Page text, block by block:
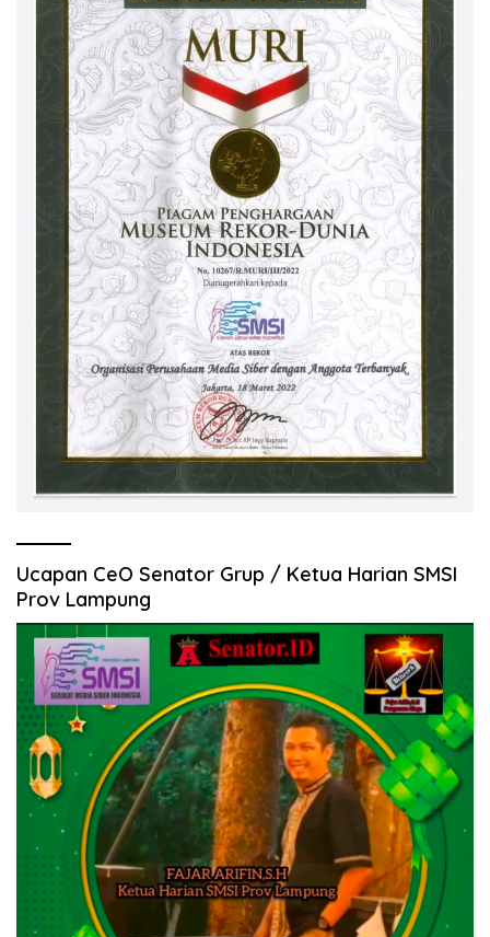
Ucapan CeO Senator Grup / Ketua Harian SMSI
Prov Lampung